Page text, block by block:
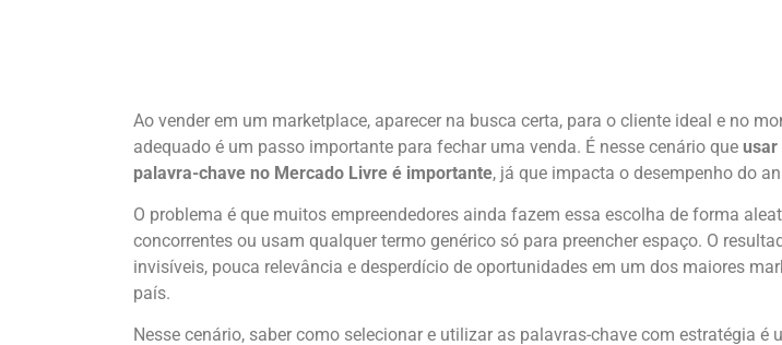
Ao vender em um marketplace, aparecer na busca certa, para o cliente ideal e no
adequado é um passo importante para fechar uma venda. É nesse cenário que usar
palavra-chave no Mercado Livre é importante, já que impacta o desempenho do
O problema é que muitos empreendedores ainda fazem essa escolha de forma
concorrentes ou usam qualquer termo genérico só para preencher espaço. O
invisíveis, pouca relevância e desperdício de oportunidades em um dos maiores
país.
Nesse cenário, saber como selecionar e utilizar as palavras-chave com estratégia é